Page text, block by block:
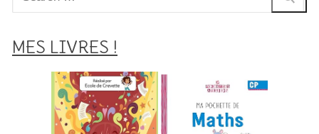
:
MES LIVRES !